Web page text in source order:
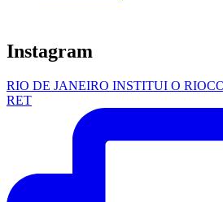
Instagram
RIO DE JANEIRO INSTITUI O
RET